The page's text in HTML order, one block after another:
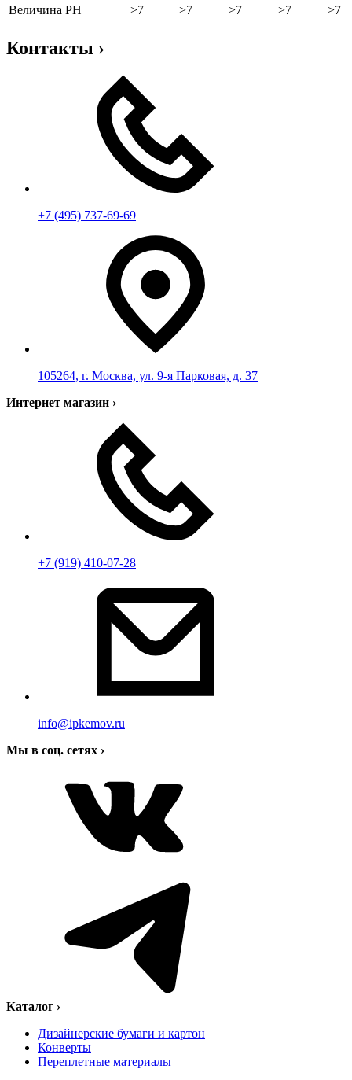
Величина PH
>7 >7 >7 >7 >7
Контакты ›
+7 (495) 737-69-69
105264, г. Москва, ул. 9-я Парковая, д. 37
Интернет магазин ›
+7 (919) 410-07-28
info@ipkemov.ru
Мы в соц. сетях ›
Каталог ›
Дизайнерские бумаги и картон
Конверты
Переплетные материалы